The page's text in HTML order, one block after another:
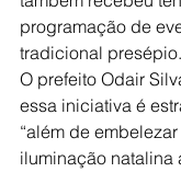
programação de
tradicional presépio.
O prefeito Odair
essa iniciativa é
“além de
iluminação natalina